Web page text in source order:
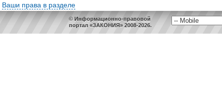
Ваши права в разделе
© Информационно-правовой
портал «ЗАКОНИЯ» 2008-2026.